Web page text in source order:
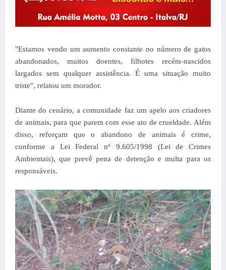
"Estamos vendo um aumento constante no número de gatos
abandonados, muitos doentes, filhotes recém-nascidos
largados sem qualquer assistência. É uma situação muito
triste", relatou um morador.
Diante do cenário, a comunidade faz um apelo aos criadores
de animais, para que parem com esse ato de crueldade. Além
disso, reforçam que o abandono de animais é crime,
conforme a Lei Federal nº 9.605/1998 (Lei de Crimes
Ambientais), que prevê pena de detenção e multa para os
responsáveis.